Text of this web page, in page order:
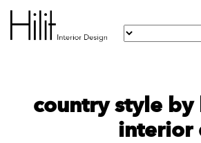
country style
interior